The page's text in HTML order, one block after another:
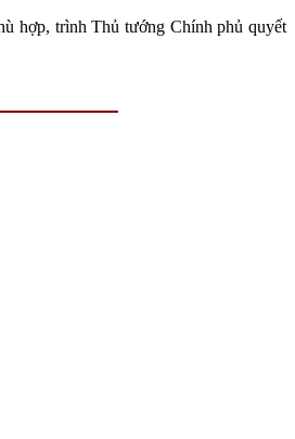
hợp, trình Thủ tướng Chính phủ quyết